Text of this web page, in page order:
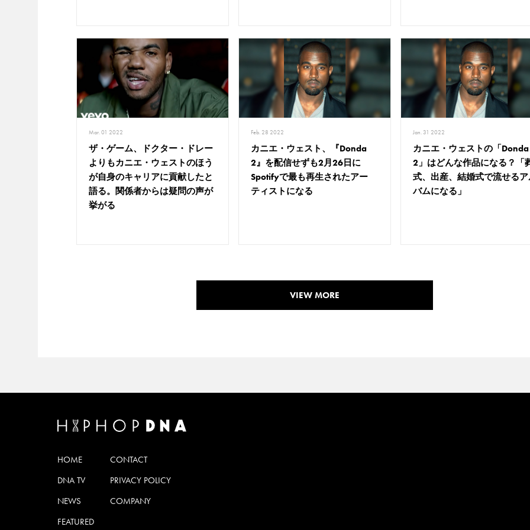
Mar. 01 2022
ザ・ゲーム、ドクター・ドレー
よりもカニエ・ウェストのほう
が自身のキャリアに貢献したと
語る。関係者からは疑問の声が
挙がる
Feb. 28 2022
カニエ・ウェスト、『Donda
2』を配信せずも2月26日に
Spotifyで最も再生されたアー
ティストになる
Jan. 31 2022
カニエ・ウェストの「Donda
2」はどんな作品になる？「
式、出産、結婚式で流せる
バムになる」
VIEW MORE
HOME
DNA TV
NEWS
FEATURED
CONTACT
PRIVACY POLICY
COMPANY